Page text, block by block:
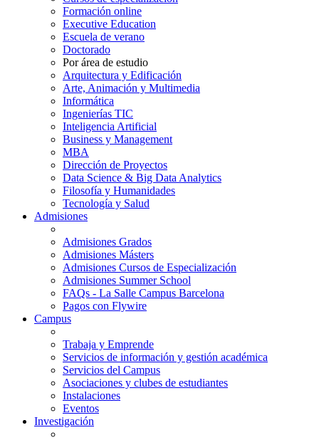
Formación online
Executive Education
Escuela de verano
Doctorado
Por área de estudio
Arquitectura y Edificación
Arte, Animación y Multimedia
Informática
Ingenierías TIC
Inteligencia Artificial
Business y Management
MBA
Dirección de Proyectos
Data Science & Big Data Analytics
Filosofía y Humanidades
Tecnología y Salud
Admisiones
Admisiones Grados
Admisiones Másters
Admisiones Cursos de Especialización
Admisiones Summer School
FAQs - La Salle Campus Barcelona
Pagos con Flywire
Campus
Trabaja y Emprende
Servicios de información y gestión académica
Servicios del Campus
Asociaciones y clubes de estudiantes
Instalaciones
Eventos
Investigación